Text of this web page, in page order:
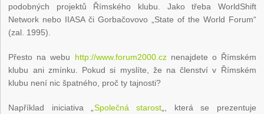
podobných projektů Římského klubu. Jako třeba WorldShift
Network nebo IIASA či Gorbačovovo „State of the World Forum“
(zal. 1995).
Přesto na webu http://www.forum2000.cznenajdete o Římském
klubu ani zmínku. Pokud si myslíte, že na členství v Římském
klubu není nic špatného, proč ty tajnosti?
Například iniciativa „ Společná starost „, která se prezentuje